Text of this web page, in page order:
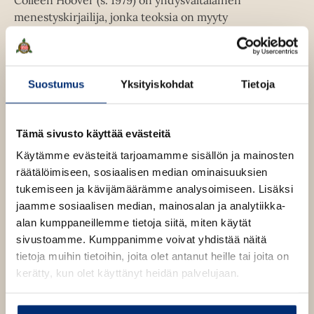
Suostumus Yksityiskohdat Tietoja
Tämä sivusto käyttää evästeitä
Käytämme evästeitä tarjoamamme sisällön ja mainosten
räätälöimiseen, sosiaalisen median ominaisuuksien
tukemiseen ja kävijämäärämme analysoimiseen. Lisäksi
jaamme sosiaalisen median, mainosalan ja analytiikka-
alan kumppaneillemme tietoja siitä, miten käytät
sivustoamme. Kumppanimme voivat yhdistää näitä
tietoja muihin tietoihin, joita olet antanut heille tai joita on
kerätty, kun olet käyttänyt heidän palvelujaan.
menestyskirjailija, jonka teoksia on myyty
maailmanlaajuisesti yli seitsemän miljoonaa kappaletta.
Hänen teoksissaan sydäntäriipivä romantiikka yhdistyy
valtavan fanikunnan sosiaalisessa mediassa, erityisesti
TikTokissa. Hoover on kolmen lapsen äiti ja asuu
*
”Upea ja koskettava lukuelämys, josta ei halua päästää
irti. Tätä kirjaa kierrätetään kädestä käteen.” – USA
Today
”Käsittelee vaikeaa aihettaan osaavalla ja varmalla